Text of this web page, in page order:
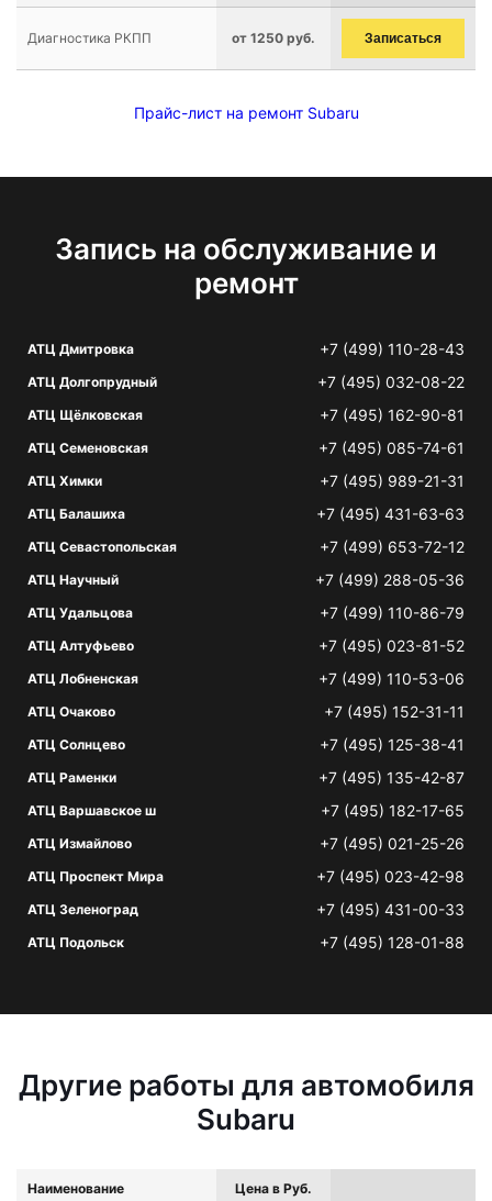
Диагностика РКПП от 1250 руб. Записаться
Прайс-лист на ремонт Subaru
Запись на обслуживание и
ремонт
АТЦ Дмитровка +7 (499) 110-28-43
АТЦ Долгопрудный +7 (495) 032-08-22
АТЦ Щёлковская +7 (495) 162-90-81
АТЦ Семеновская +7 (495) 085-74-61
АТЦ Химки +7 (495) 989-21-31
АТЦ Балашиха +7 (495) 431-63-63
АТЦ Севастопольская +7 (499) 653-72-12
АТЦ Научный +7 (499) 288-05-36
АТЦ Удальцова +7 (499) 110-86-79
АТЦ Алтуфьево +7 (495) 023-81-52
АТЦ Лобненская +7 (499) 110-53-06
АТЦ Очаково +7 (495) 152-31-11
АТЦ Солнцево +7 (495) 125-38-41
АТЦ Раменки +7 (495) 135-42-87
АТЦ Варшавское ш +7 (495) 182-17-65
АТЦ Измайлово +7 (495) 021-25-26
АТЦ Проспект Мира +7 (495) 023-42-98
АТЦ Зеленоград +7 (495) 431-00-33
АТЦ Подольск +7 (495) 128-01-88
Другие работы для автомобиля
Subaru
Наименование Цена в Руб.